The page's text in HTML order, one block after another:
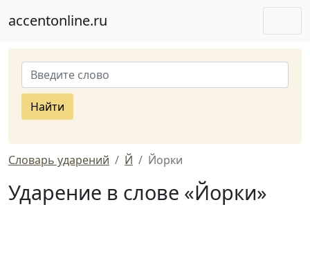
accentonline.ru
Найти
Словарь ударений Й Йорки
Ударение в слове «Йорки»